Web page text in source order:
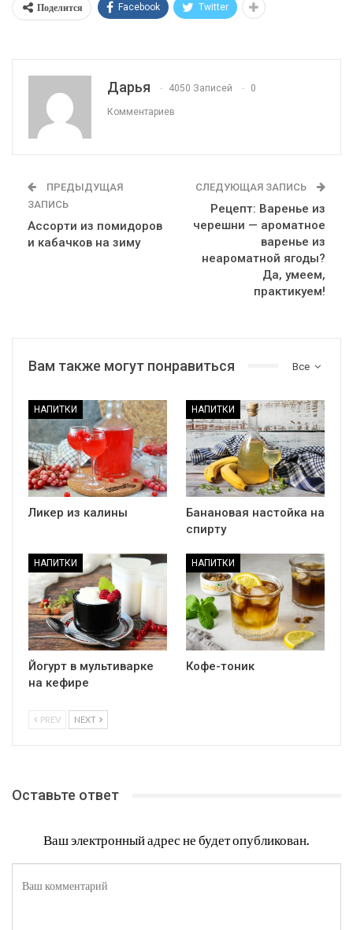
Поделится Facebook Twitter
Дарья 4050 Записей 0
Комментариев
ПРЕДЫДУЩАЯ
ЗАПИСЬ
Ассорти из помидоров
и кабачков на зиму
СЛЕДУЮЩАЯ ЗАПИСЬ
Рецепт: Варенье из
черешни — ароматное
варенье из
неароматной ягоды?
Да, умеем,
практикуем!
Все
Вам также могут понравиться
НАПИТКИ
Ликер из калины
НАПИТКИ
Банановая настойка на
спирту
НАПИТКИ
Йогурт в мультиварке
на кефире
НАПИТКИ
Кофе-тоник
PREV NEXT
Оставьте ответ
Ваш электронный адрес не будет опубликован.